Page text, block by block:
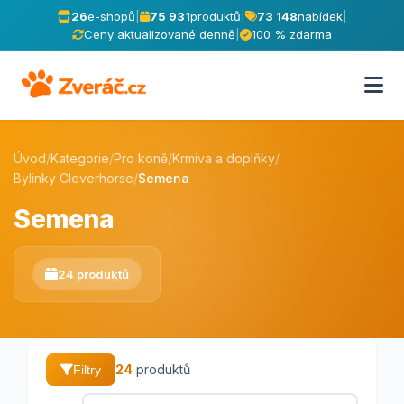
26e-shopů 75 931produktů 73 148nabídek|
Ceny aktualizované denně
100 % zdarma
Úvod/Kategorie/Pro koně/Krmiva a doplňky/
Bylinky Cleverhorse/Semena
Semena
24 produktů
Filtry 24 produktů